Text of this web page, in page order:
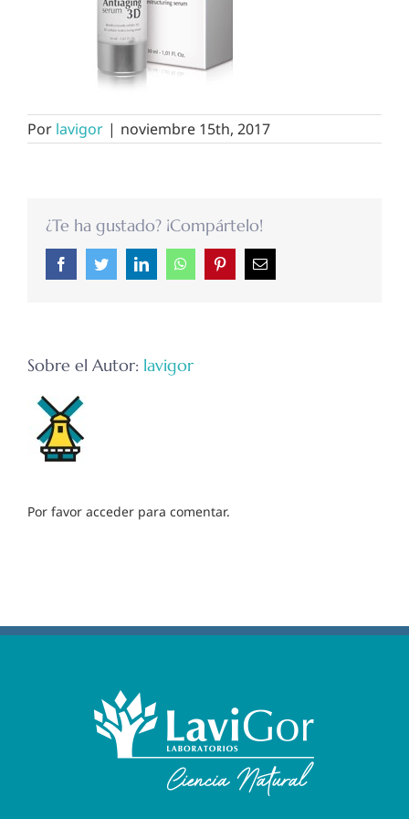
Por lavigor | noviembre 15th, 2017
¿Te ha gustado? ¡Compártelo!
FacebookTwitterLinkedInWhatsAppPinterestCorreo
electrónico
Sobre el Autor: lavigor
Por favor acceder para comentar.